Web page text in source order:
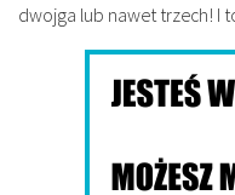
dwojga lub nawet trzech! I